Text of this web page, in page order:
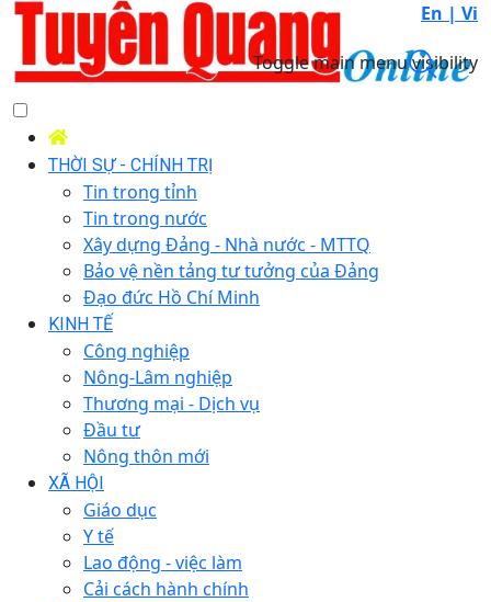
En | Vi
Toggle main menu visibility
THỜI SỰ - CHÍNH TRỊ
Tin trong tỉnh
Tin trong nước
Xây dựng Đảng - Nhà nước - MTTQ
Bảo vệ nền tảng tư tưởng của Đảng
Đạo đức Hồ Chí Minh
KINH TẾ
Công nghiệp
Nông-Lâm nghiệp
Thương mại - Dịch vụ
Đầu tư
Nông thôn mới
XÃ HỘI
Giáo dục
Y tế
Lao động - việc làm
Cải cách hành chính